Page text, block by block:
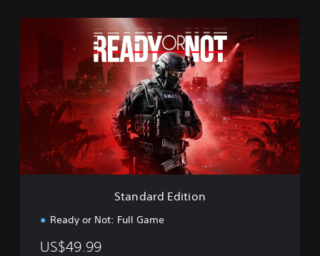
a
r
d
d
i
t
Standard Edition
Ready or Not: Full Game
US$49.99